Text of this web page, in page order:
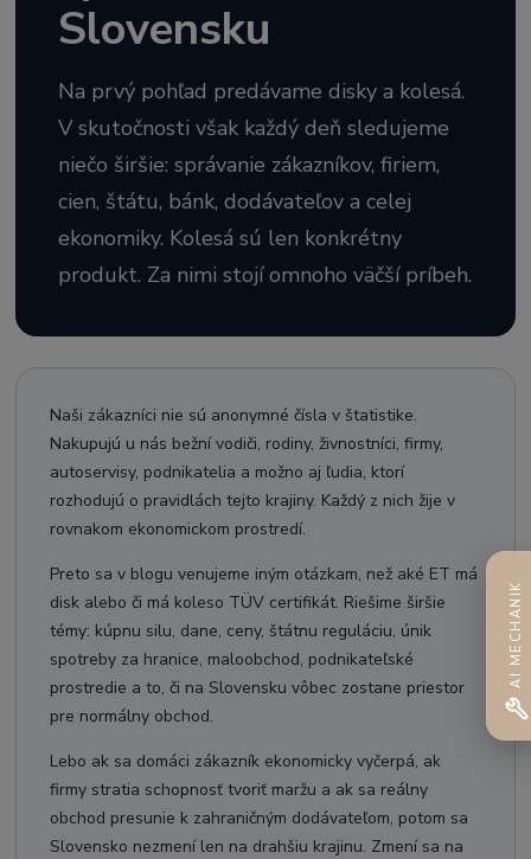
Slovensku
Na prvý pohľad predávame disky a kolesá.
V skutočnosti však každý deň sledujeme
niečo širšie: správanie zákazníkov, firiem,
cien, štátu, bánk, dodávateľov a celej
ekonomiky. Kolesá sú len konkrétny
produkt. Za nimi stojí omnoho väčší príbeh.
Naši zákazníci nie sú anonymné čísla v štatistike.
Nakupujú u nás bežní vodiči, rodiny, živnostníci, firmy,
autoservisy, podnikatelia a možno aj ľudia, ktorí
rozhodujú o pravidlách tejto krajiny. Každý z nich žije v
rovnakom ekonomickom prostredí.
Preto sa v blogu venujeme iným otázkam, než aké ET má
disk alebo či má koleso TÜV certifikát. Riešime širšie
témy: kúpnu silu, dane, ceny, štátnu reguláciu, únik
spotreby za hranice, maloobchod, podnikateľské
prostredie a to, či na Slovensku vôbec zostane priestor
pre normálny obchod.
Lebo ak sa domáci zákazník ekonomicky vyčerpá, ak
firmy stratia schopnosť tvoriť maržu a ak sa reálny
obchod presunie k zahraničným dodávateľom, potom sa
Slovensko nezmení len na drahšiu krajinu. Zmení sa na
AI MECHANIK